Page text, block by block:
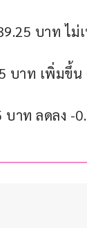
บาท ไม่
บาท เพิ่มขึ้น
าท ลดลง -